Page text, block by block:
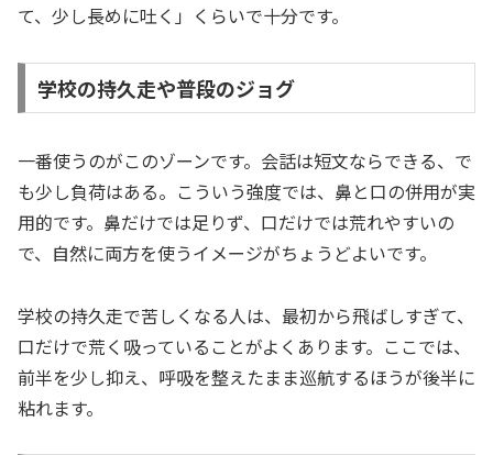
て、少し長めに吐く」くらいで十分です。
学校の持久走や普段のジョグ
一番使うのがこのゾーンです。会話は短文ならできる、で
も少し負荷はある。こういう強度では、鼻と口の併用が実
用的です。鼻だけでは足りず、口だけでは荒れやすいの
で、自然に両方を使うイメージがちょうどよいです。
学校の持久走で苦しくなる人は、最初から飛ばしすぎて、
口だけで荒く吸っていることがよくあります。ここでは、
前半を少し抑え、呼吸を整えたまま巡航するほうが後半に
粘れます。